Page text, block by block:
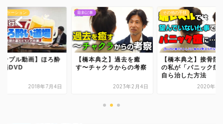
ニケーション
ンプル動画】ほろ酔
場DVD
2018年7月4日
最新記事
【橋本典之】過去を癒
す〜チャクラからの考察
2023年2月4日
その他の手技
【橋本典之】接骨院
の私が「パニック症
自ら治した方法
2020年4